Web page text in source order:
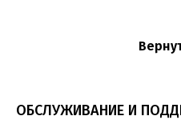
ОБСЛУЖИВАНИЕ И